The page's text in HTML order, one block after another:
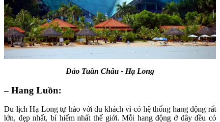
Đảo Tuần Châu - Hạ Long
– Hang Luồn:
Du lịch Hạ Long tự hào với du khách vì có hệ thống hang động rất
lớn, đẹp nhất, bí hiểm nhất thế giới. Mỗi hang động ở đây đều có